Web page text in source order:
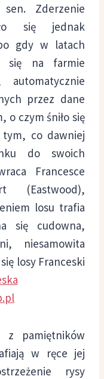
Zderzenie
się jednak
gdy w latach
się na farmie
przez dane
o czym śniło się
tym, co dawniej
do swoich
Francesce
(Eastwood),
losu trafia
się cudowna,
niesamowita
losy Franceski
z pamiętników
w ręce jej
rysy